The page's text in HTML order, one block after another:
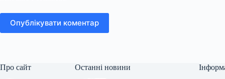
Опублікувати коментар
Про сайт Останні новини